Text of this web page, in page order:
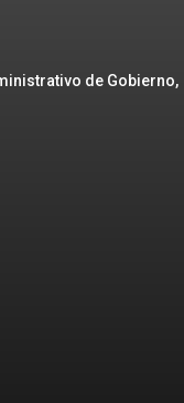
de Gobierno,